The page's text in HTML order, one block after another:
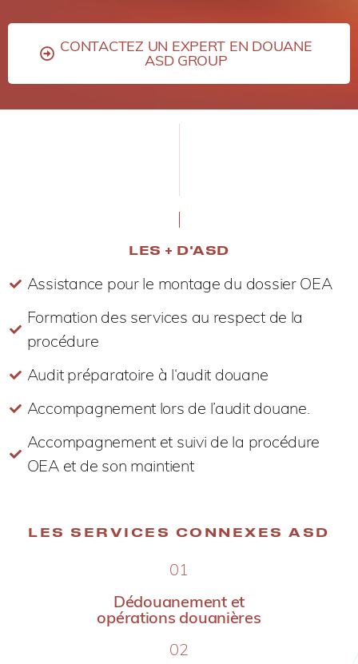
CONTACTEZ UN EXPERT EN DOUANE
ASD GROUP
LES + D'ASD
Assistance pour le montage du dossier OEA
Formation des services au respect de la
procédure
Audit préparatoire à l‘audit douane
Accompagnement lors de l’audit douane.
Accompagnement et suivi de la procédure
OEA et de son maintient
LES SERVICES CONNEXES ASD
01
Dédouanement et
opérations douanières
02